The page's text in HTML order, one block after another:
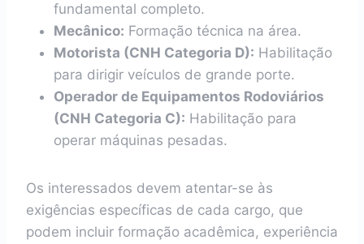
fundamental completo.
Mecânico: Formação técnica na área.
Motorista (CNH Categoria D): Habilitação
para dirigir veículos de grande porte.
Operador de Equipamentos Rodoviários
(CNH Categoria C): Habilitação para
operar máquinas pesadas.
Os interessados devem atentar-se às
exigências específicas de cada cargo, que
podem incluir formação acadêmica, experiência